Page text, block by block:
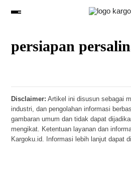
persiapan
Disclaimer: Artikel ini disusun sebagai
industri, dan pengolahan informasi
gambaran umum dan tidak dapat
mengikat. Ketentuan layanan dan
Kargoku.id. Informasi lebih lanjut dapat